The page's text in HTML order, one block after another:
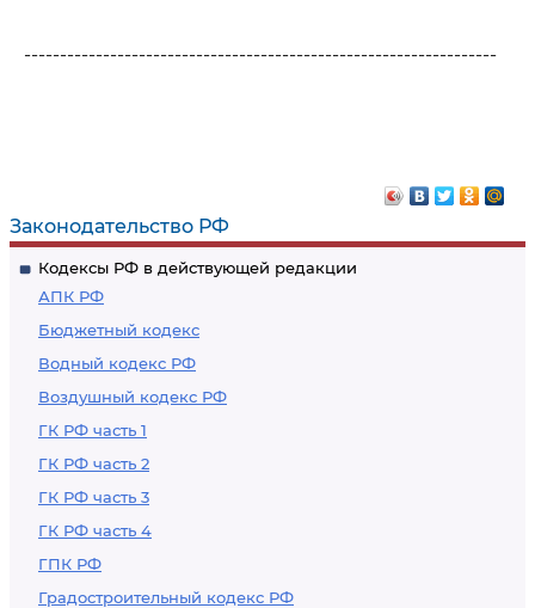
Законодательство РФ
Кодексы РФ в действующей редакции
АПК РФ
Бюджетный кодекс
Водный кодекс РФ
Воздушный кодекс РФ
ГК РФ часть 1
ГК РФ часть 2
ГК РФ часть 3
ГК РФ часть 4
ГПК РФ
Градостроительный кодекс РФ
------------------------------------------------------------------